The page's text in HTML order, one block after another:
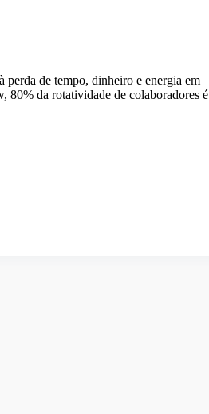
de tempo, dinheiro e energia em
80% da rotatividade de colaboradores é